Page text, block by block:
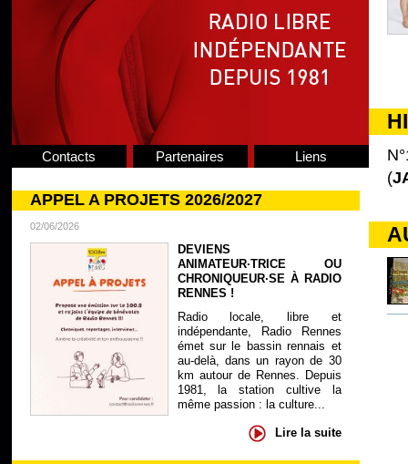
Contacts Partenaires Liens
APPEL A PROJETS 2026/2027
02/06/2026
DEVIENS
ANIMATEUR·TRICE OU
CHRONIQUEUR·SE À RADIO
RENNES !
Radio locale, libre et
indépendante, Radio Rennes
émet sur le bassin rennais et
au-delà, dans un rayon de 30
km autour de Rennes. Depuis
1981, la station cultive la
même passion : la culture...
Lire la suite
(